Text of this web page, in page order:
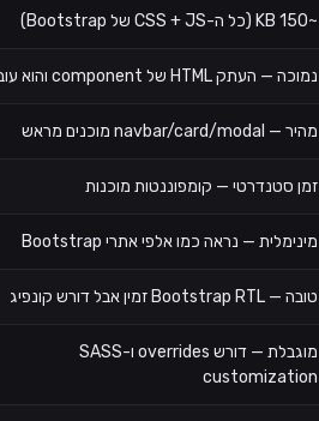
~150 KB (כל ה-CSS + JS של Bootstrap)
נמוכה — העתק HTML של component והוא עובד
מהיר — navbar/card/modal מוכנים מראש
זמן סטנדרטי — קומפוננטות מוכנות
מינימלית — נראה כמו אלפי אתרי Bootstrap
טובה — Bootstrap RTL זמין אבל דורש קונפיג
מוגבלת — דורש overrides ו-SASS
customization